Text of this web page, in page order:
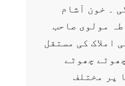
۔ خون آشام
مولوی صاحب
املاک کی مستقل
چھوٹے
پر مختلف